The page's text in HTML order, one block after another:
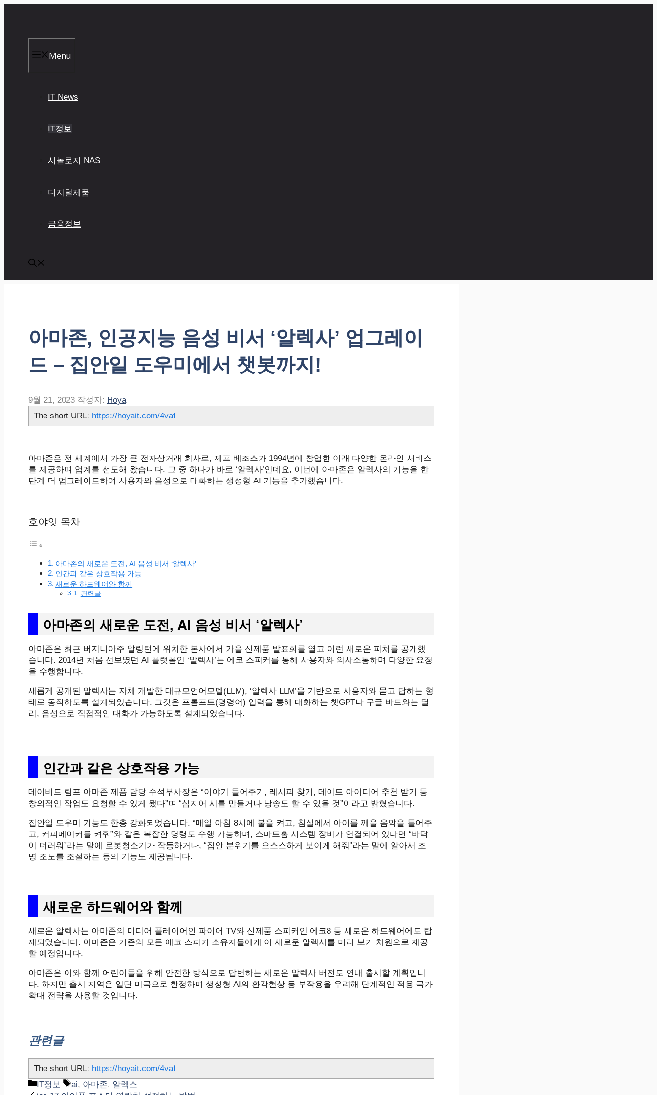
Menu
IT News
IT정보
시놀로지 NAS
디지털제품
금융정보
아마존, 인공지능 음성 비서 ‘알렉사’ 업그레이
드 – 집안일 도우미에서 챗봇까지!
9월 21, 2023 작성자: Hoya
The short URL: https://hoyait.com/4vaf
아마존은 전 세계에서 가장 큰 전자상거래 회사로, 제프 베조스가 1994년에 창업한 이래 다양한 온라인 서비스
를 제공하며 업계를 선도해 왔습니다. 그 중 하나가 바로 ‘알렉사’인데요, 이번에 아마존은 알렉사의 기능을 한
단계 더 업그레이드하여 사용자와 음성으로 대화하는 생성형 AI 기능을 추가했습니다.
호야잇 목차
아마존의 새로운 도전, AI 음성 비서 ‘알렉사’
인간과 같은 상호작용 가능
새로운 하드웨어와 함께
관련글
아마존의 새로운 도전, AI 음성 비서 ‘알렉사’
아마존은 최근 버지니아주 알링턴에 위치한 본사에서 가을 신제품 발표회를 열고 이런 새로운 피처를 공개했
습니다. 2014년 처음 선보였던 AI 플랫폼인 ‘알렉사’는 에코 스피커를 통해 사용자와 의사소통하며 다양한 요청
을 수행합니다.
새롭게 공개된 알렉사는 자체 개발한 대규모언어모델(LLM), ‘알렉사 LLM’을 기반으로 사용자와 묻고 답하는 형
태로 동작하도록 설계되었습니다. 그것은 프롬프트(명령어) 입력을 통해 대화하는 챗GPT나 구글 바드와는 달
리, 음성으로 직접적인 대화가 가능하도록 설계되었습니다.
인간과 같은 상호작용 가능
데이비드 림프 아마존 제품 담당 수석부사장은 “이야기 들어주기, 레시피 찾기, 데이트 아이디어 추천 받기 등
창의적인 작업도 요청할 수 있게 됐다”며 “심지어 시를 만들거나 낭송도 할 수 있을 것”이라고 밝혔습니다.
집안일 도우미 기능도 한층 강화되었습니다. “매일 아침 8시에 불을 켜고, 침실에서 아이를 깨울 음악을 틀어주
고, 커피메이커를 켜줘”와 같은 복잡한 명령도 수행 가능하며, 스마트홈 시스템 장비가 연결되어 있다면 “바닥
이 더러워”라는 말에 로봇청소기가 작동하거나, “집안 분위기를 으스스하게 보이게 해줘”라는 말에 알아서 조
명 조도를 조절하는 등의 기능도 제공됩니다.
새로운 하드웨어와 함께
새로운 알렉사는 아마존의 미디어 플레이어인 파이어 TV와 신제품 스피커인 에코8 등 새로운 하드웨어에도 탑
재되었습니다. 아마존은 기존의 모든 에코 스피커 소유자들에게 이 새로운 알렉사를 미리 보기 차원으로 제공
할 예정입니다.
아마존은 이와 함께 어린이들을 위해 안전한 방식으로 답변하는 새로운 알렉사 버전도 연내 출시할 계획입니
다. 하지만 출시 지역은 일단 미국으로 한정하며 생성형 AI의 환각현상 등 부작용을 우려해 단계적인 적용 국가
확대 전략을 사용할 것입니다.
관련글
The short URL: https://hoyait.com/4vaf
카IT정보
태
ai, 아마존, 알렉스